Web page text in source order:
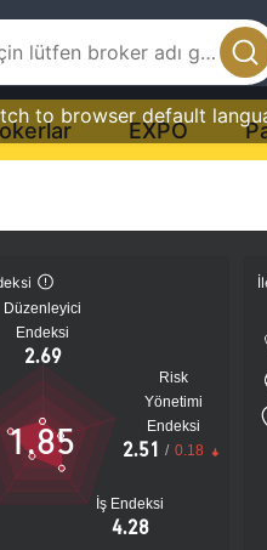
to browser default
EXPO
Düzenleyici
Endeksi
2.69
İş Endeksi
4.28
Risk
Yönetimi
Endeksi
2.51 / 0.18
1.85